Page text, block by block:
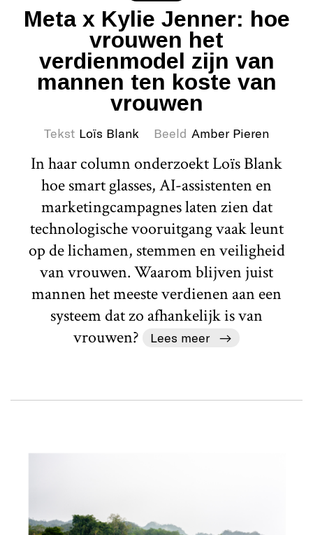
Meta x Kylie Jenner: hoe
vrouwen het
verdienmodel zijn van
mannen ten koste van
vrouwen
Tekst Loïs Blank Beeld Amber Pieren
In haar column onderzoekt Loïs Blank
hoe smart glasses, AI-assistenten en
marketingcampagnes laten zien dat
technologische vooruitgang vaak leunt
op de lichamen, stemmen en veiligheid
van vrouwen. Waarom blijven juist
mannen het meeste verdienen aan een
systeem dat zo afhankelijk is van
vrouwen?
Lees meer